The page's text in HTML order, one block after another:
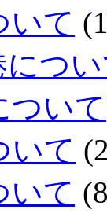
いて
につ
ついて
いて
いて